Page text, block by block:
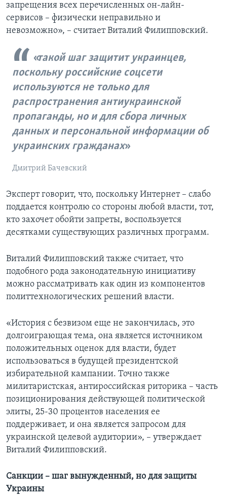
запрещения всех перечисленных он-лайн-
сервисов – физически неправильно и
невозможно», – считает Виталий Филипповский.
такой шаг защитит украинцев,
поскольку российские соцсети
используются не только для
распространения антиукраинской
пропаганды, но и для сбора личных
данных и персональной информации об
украинских гражданах
Дмитрий Бачевский
Эксперт говорит, что, поскольку Интернет – слабо
поддается контролю со стороны любой власти, тот,
кто захочет обойти запреты, воспользуется
десятками существующих различных программ.
Виталий Филипповский также считает, что
подобного рода законодательную инициативу
можно рассматривать как один из компонентов
политтехнологических решений власти.
«История с безвизом еще не закончилась, это
долгоиграющая тема, она является источником
положительных оценок для власти, будет
использоваться в будущей президентской
избирательной кампании. Точно также
милитаристская, антироссийская риторика – часть
позиционирования действующей политической
элиты, 25-30 процентов населения ее
поддерживает, и она является запросом для
украинской целевой аудитории», – утверждает
Виталий Филипповский.
Санкции – шаг вынужденный, но для защиты
Украины